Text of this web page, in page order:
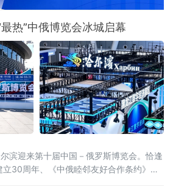
热”中俄博览会冰城启幕
滨迎来第十届中国－俄罗斯博览会。恰逢
30周年、《中俄睦邻友好合作条约》签